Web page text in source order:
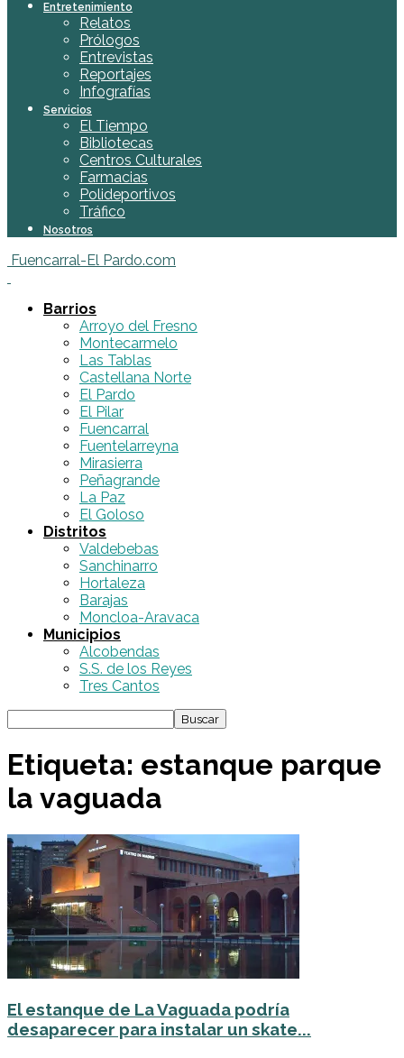
Entretenimiento
Relatos
Prólogos
Entrevistas
Reportajes
Infografías
Servicios
El Tiempo
Bibliotecas
Centros Culturales
Farmacias
Polideportivos
Tráfico
Nosotros
Fuencarral-El Pardo.com
Barrios
Arroyo del Fresno
Montecarmelo
Las Tablas
Castellana Norte
El Pardo
El Pilar
Fuencarral
Fuentelarreyna
Mirasierra
Peñagrande
La Paz
El Goloso
Distritos
Valdebebas
Sanchinarro
Hortaleza
Barajas
Moncloa-Aravaca
Municipios
Alcobendas
S.S. de los Reyes
Tres Cantos
Etiqueta: estanque parque
la vaguada
El estanque de La Vaguada podría
desaparecer para instalar un skate...